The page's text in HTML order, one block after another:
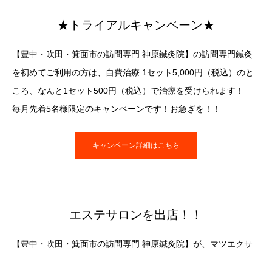
★トライアルキャンペーン★
【豊中・吹田・箕面市の訪問専門 神原鍼灸院】の訪問専門鍼灸
を初めてご利用の方は、自費治療 1セット5,000円（税込）のと
ころ、なんと1セット500円（税込）で治療を受けられます！
毎月先着5名様限定のキャンペーンです！お急ぎを！！
キャンペーン詳細はこちら
エステサロンを出店！！
【豊中・吹田・箕面市の訪問専門 神原鍼灸院】が、マツエクサ